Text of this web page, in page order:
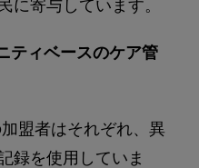
に寄与しています。
ティベースのケア管
盟者はそれぞれ、異
録を使用していま